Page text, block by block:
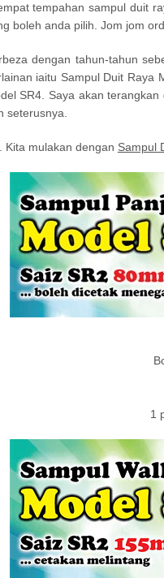
tempahan sampul duit
boleh anda pilih. Jom jom
dengan tahun-tahun
iaitu Sampul Duit Raya
SR4. Saya akan
seterusnya.
Kita mulakan dengan Sampul
1